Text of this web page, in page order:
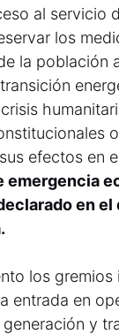
al servicio
los
la población
efectos en
emergencia
en el
los gremios
entrada en
y